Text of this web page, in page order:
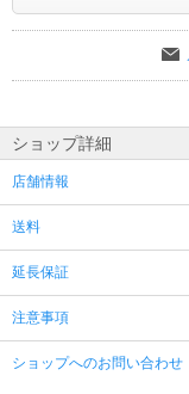
ショップ詳細
店舗情報
送料
延長保証
注意事項
ショップへのお問い合わせ